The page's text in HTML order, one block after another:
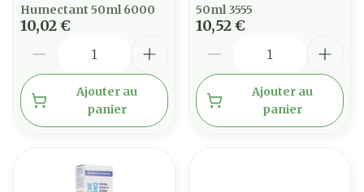
Humectant 50ml 6000
10,02 €
Ajouter au
panier
50ml 3555
10,52 €
Ajouter au
panier